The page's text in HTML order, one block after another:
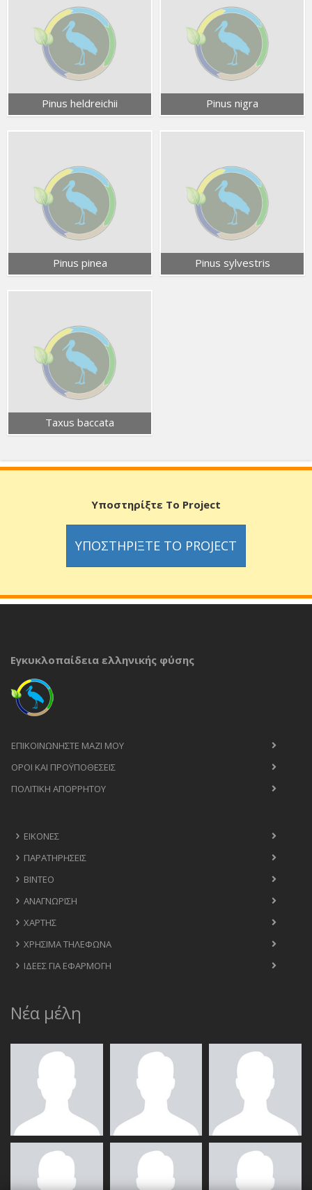
Pinus heldreichii Pinus nigra
Pinus pinea Pinus sylvestris
Taxus baccata
Υποστηρίξτε Το Project
ΥΠΟΣΤΗΡΊΞΤΕ ΤΟ PROJECT
Εγκυκλοπαίδεια ελληνικής φύσης
ΕΠΙΚΟΙΝΩΝΉΣΤΕ ΜΑΖΊ ΜΟΥ
ΟΡΟΙ ΚΑΙ ΠΡΟΫΠΟΘΈΣΕΙΣ
ΠΟΛΙΤΙΚΉ ΑΠΟΡΡΉΤΟΥ
ΕΙΚΌΝΕΣ
ΠΑΡΑΤΗΡΉΣΕΙΣ
ΒΊΝΤΕΟ
ΑΝΑΓΝΏΡΙΣΗ
ΧΆΡΤΗΣ
ΧΡΉΣΙΜΑ ΤΗΛΈΦΩΝΑ
ΙΔΈΕΣ ΓΙΑ ΕΦΑΡΜΟΓΉ
Νέα μέλη